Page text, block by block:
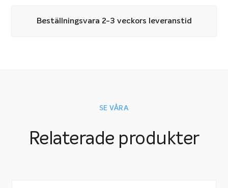
Beställningsvara 2-3 veckors leveranstid
SE VÅRA
Relaterade produkter